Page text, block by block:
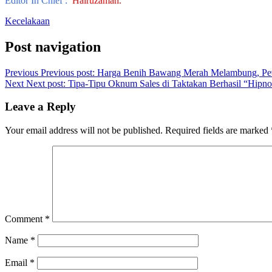
Kecelakaan
Post navigation
Previous Previous post: Harga Benih Bawang Merah Melambung,
Next Next post: Tipa-Tipu Oknum Sales di Taktakan Berhasil
Leave a Reply
Your email address will not be published. Required fields are marked
Comment *
Name *
Email *